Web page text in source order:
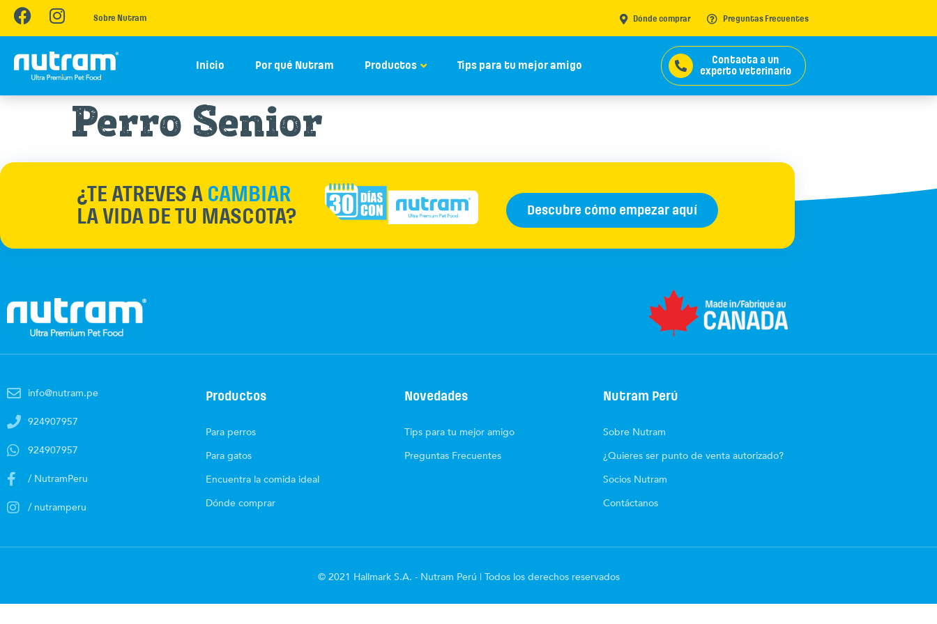
Sobre Nutram Dónde comprar Preguntas Frecuentes
Inicio Por qué Nutram Productos Tips para tu mejor amigo
Contacta a un
experto veterinario
Perro Senior
¿TE ATREVES A CAMBIAR
LA VIDA DE TU MASCOTA?
Descubre cómo empezar aquí
info@nutram.pe
924907957
924907957
/ NutramPeru
/ nutramperu
Productos
Para perros
Para gatos
Encuentra la comida ideal
Dónde comprar
Novedades
Tips para tu mejor amigo
Preguntas Frecuentes
Nutram Perú
Sobre Nutram
¿Quieres ser punto de venta autorizado?
Socios Nutram
Contáctanos
© 2021 Hallmark S.A. - Nutram Perú | Todos los derechos reservados